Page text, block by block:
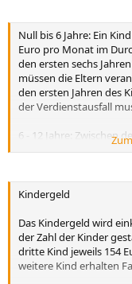
UNICEF warnt:
Dieses Geld fehlt den
nur über 63 Prozent
ohne Kinder haben.
Lebenshaltungskosten
somit nicht genug
Null bis 6 Jahre: Ein
Euro pro Monat im
den ersten sechs
müssen die Eltern
den ersten Jahren des
der Verdienstausfall
6 - 12 Jahre: Zwischen
zahlen Mama und
12 bis 18 Jahre:
Kind 625 Euro pro
Studium: Ist ein
Kosten hinzu: Ein
Sparkasse Hamm
Kindergeld
Das Kindergeld wird
der Zahl der Kinder
dritte Kind jeweils 154
weitere Kind erhalten